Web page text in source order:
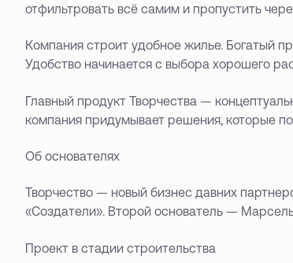
отфильтровать всё самим и пропустить
Компания строит удобное жилье. Богатый
Удобство начинается с выбора хорошего
Главный продукт Творчества —
компания придумывает решения, которые
Об основателях
Творчество — новый бизнес давних
«Создатели». Второй основатель —
Проект в стадии строительства